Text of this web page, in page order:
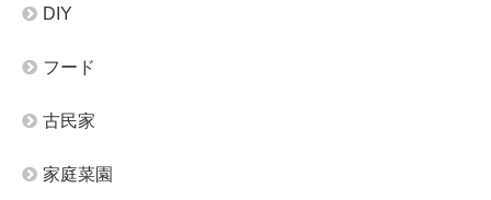
DIY
フード
古民家
家庭菜園